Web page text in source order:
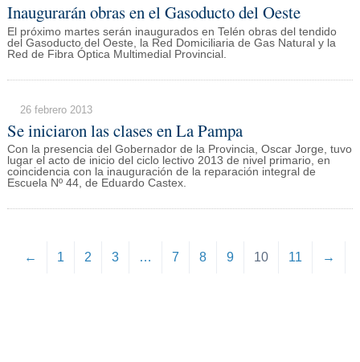
Inaugurarán obras en el Gasoducto del Oeste
El próximo martes serán inaugurados en Telén obras del tendido
del Gasoducto del Oeste, la Red Domiciliaria de Gas Natural y la
Red de Fibra Óptica Multimedial Provincial.
26 febrero 2013
Se iniciaron las clases en La Pampa
Con la presencia del Gobernador de la Provincia, Oscar Jorge, tuvo
lugar el acto de inicio del ciclo lectivo 2013 de nivel primario, en
coincidencia con la inauguración de la reparación integral de
Escuela Nº 44, de Eduardo Castex.
← 1 2 3 … 7 8 9 10 11 →